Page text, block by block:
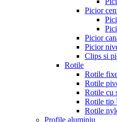
Picior
Picior
Picior
Clips si
Rotile
Rotile
Rotile
Rotile cu
Rotile tip
Rotile
Profile aluminiu